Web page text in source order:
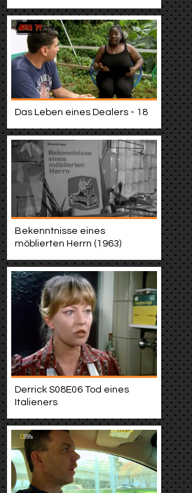
Das Leben eines Dealers - 18
Bekenntnisse eines
möblierten Herrn (1963)
Derrick S08E06 Tod eines
Italieners